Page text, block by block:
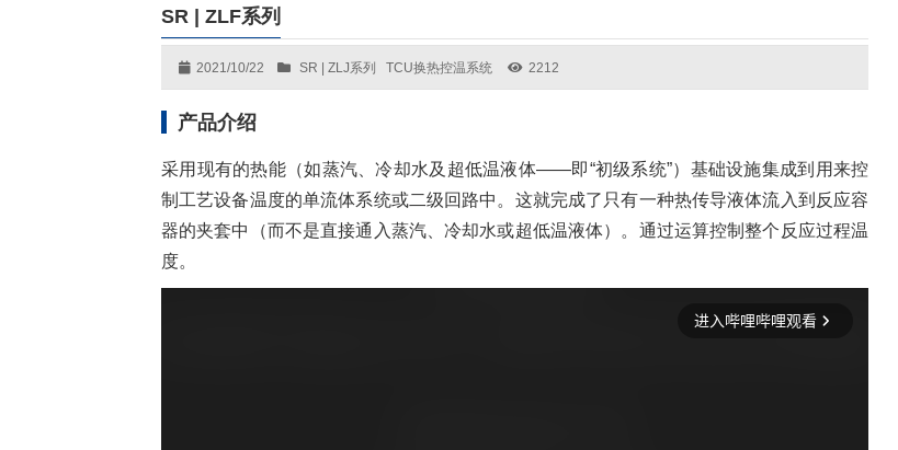
SR | ZLF系列
2021/10/22 SR | ZLJ系列 TCU换热控温系统 2212
产品介绍
采用现有的热能（如蒸汽、冷却水及超低温液体——即“初级系统”）基础设施集成到用来控
制工艺设备温度的单流体系统或二级回路中。这就完成了只有一种热传导液体流入到反应容
器的夹套中（而不是直接通入蒸汽、冷却水或超低温液体）。通过运算控制整个反应过程温
度。